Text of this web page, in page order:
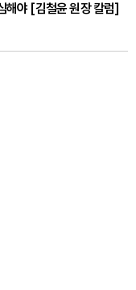
해야 [김철윤 원장 칼럼]